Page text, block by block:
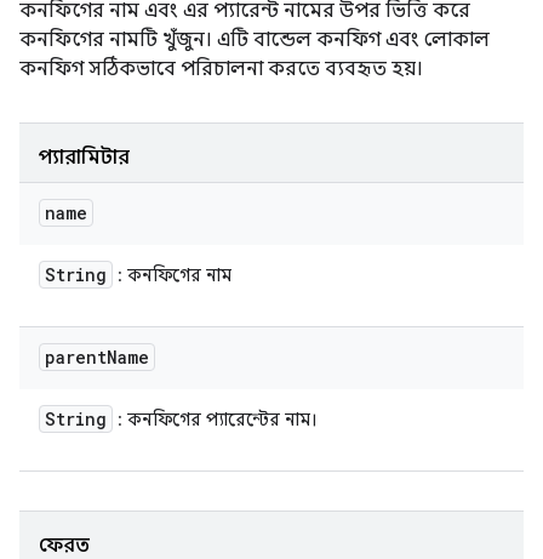
কনফিগের নাম এবং এর প্যারেন্ট নামের উপর ভিত্তি করে
কনফিগের নামটি খুঁজুন। এটি বান্ডেল কনফিগ এবং লোকাল
কনফিগ সঠিকভাবে পরিচালনা করতে ব্যবহৃত হয়।
প্যারামিটার
name
String : কনফিগের নাম
parentName
String : কনফিগের প্যারেন্টের নাম।
ফেরত